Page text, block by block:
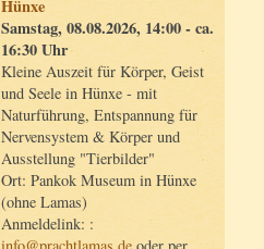
Hünxe
Samstag, 08.08.2026, 14:00 - ca.
16:30 Uhr
Kleine Auszeit für Körper, Geist
und Seele in Hünxe - mit
Naturführung, Entspannung für
Nervensystem & Körper und
Ausstellung "Tierbilder"
Ort: Pankok Museum in Hünxe
(ohne Lamas)
Anmeldelink: :